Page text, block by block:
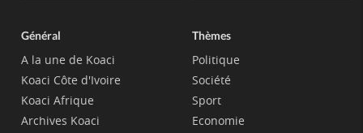
Général
A la une de Koaci
Koaci Côte d'Ivoire
Koaci Afrique
Archives Koaci
Thèmes
Politique
Société
Sport
Economie